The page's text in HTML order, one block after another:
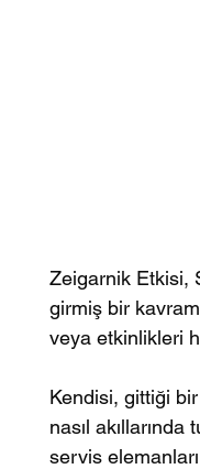
Zeigarnik Etkisi,
girmiş bir
veya etkinlikleri
Kendisi, gittiği
nasıl
servis